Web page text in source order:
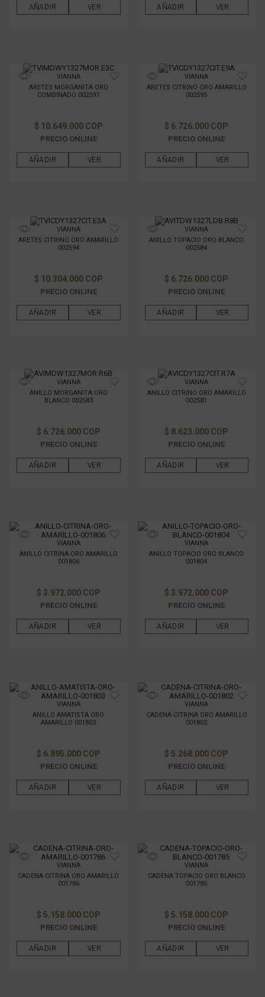
AÑADIR VER AÑADIR VER
VIANNA
ARETES MORGANITA ORO
COMBINADO 002597
$ 10.649.000 COP
PRECIO ONLINE
AÑADIR VER
VIANNA
ARETES CITRINO ORO AMARILLO
002595
$ 6.726.000 COP
PRECIO ONLINE
AÑADIR VER
VIANNA
ARETES CITRINO ORO AMARILLO
002594
$ 10.304.000 COP
PRECIO ONLINE
AÑADIR VER
VIANNA
ANILLO TOPACIO ORO BLANCO
002584
$ 6.726.000 COP
PRECIO ONLINE
AÑADIR VER
VIANNA
ANILLO MORGANITA ORO
BLANCO 002583
$ 6.726.000 COP
PRECIO ONLINE
AÑADIR VER
VIANNA
ANILLO CITRINO ORO AMARILLO
002581
$ 8.623.000 COP
PRECIO ONLINE
AÑADIR VER
VIANNA
ANILLO CITRINA ORO AMARILLO
001806
$ 3.972.000 COP
PRECIO ONLINE
AÑADIR VER
VIANNA
ANILLO TOPACIO ORO BLANCO
001804
$ 3.972.000 COP
PRECIO ONLINE
AÑADIR VER
VIANNA
ANILLO AMATISTA ORO
AMARILLO 001803
$ 6.895.000 COP
PRECIO ONLINE
AÑADIR VER
VIANNA
CADENA CITRINA ORO AMARILLO
001802
$ 5.268.000 COP
PRECIO ONLINE
AÑADIR VER
VIANNA
CADENA CITRINA ORO AMARILLO
001786
$ 5.158.000 COP
PRECIO ONLINE
AÑADIR VER
VIANNA
CADENA TOPACIO ORO BLANCO
001785
$ 5.158.000 COP
PRECIO ONLINE
AÑADIR VER